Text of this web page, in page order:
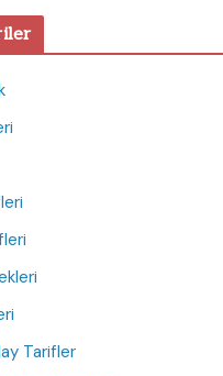
Tarifler